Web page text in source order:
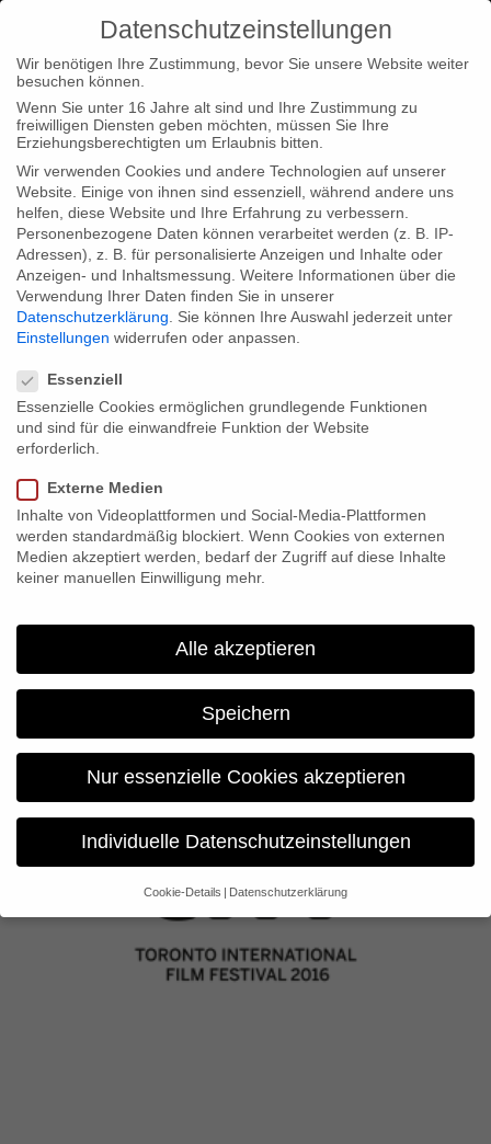
Datenschutzeinstellungen
Wir benötigen Ihre Zustimmung, bevor Sie unsere Website weiter
besuchen können.
Wenn Sie unter 16 Jahre alt sind und Ihre Zustimmung zu
freiwilligen Diensten geben möchten, müssen Sie Ihre
Erziehungsberechtigten um Erlaubnis bitten.
Wir verwenden Cookies und andere Technologien auf unserer
Website. Einige von ihnen sind essenziell, während andere uns
helfen, diese Website und Ihre Erfahrung zu verbessern.
Personenbezogene Daten können verarbeitet werden (z. B. IP-
Adressen), z. B. für personalisierte Anzeigen und Inhalte oder
Anzeigen- und Inhaltsmessung. Weitere Informationen über die
Verwendung Ihrer Daten finden Sie in unserer
Datenschutzerklärung
Sie können Ihre Auswahl jederzeit unter
Einstellungen widerrufen oder anpassen.
Essenziell
Essenzielle Cookies ermöglichen grundlegende Funktionen
und sind für die einwandfreie Funktion der Website
erforderlich.
Externe Medien
Inhalte von Videoplattformen und Social-Media-Plattformen
werden standardmäßig blockiert. Wenn Cookies von externen
Medien akzeptiert werden, bedarf der Zugriff auf diese Inhalte
keiner manuellen Einwilligung mehr.
Alle akzeptieren
Speichern
Nur essenzielle Cookies akzeptieren
Individuelle Datenschutzeinstellungen
Cookie-Details Datenschutzerklärung
Datenschutzeinstellungen
Wenn Sie unter 16 Jahre alt sind und Ihre Zustimmung zu
freiwilligen Diensten geben möchten, müssen Sie Ihre
Erziehungsberechtigten um Erlaubnis bitten.